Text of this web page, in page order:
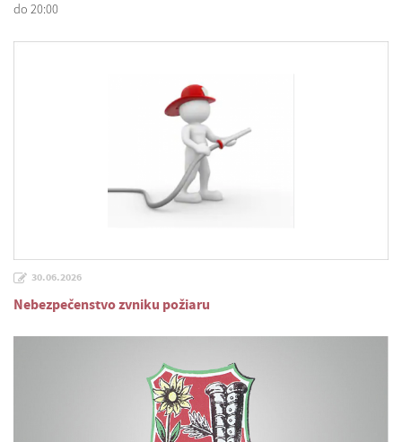
do 20:00
30.06.2026
Nebezpečenstvo zvniku požiaru